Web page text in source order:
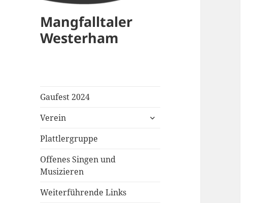
Mangfalltaler
Westerham
Gaufest 2024
Verein
untermenü
Plattlergruppe
Offenes Singen und
Musizieren
Weiterführende Links